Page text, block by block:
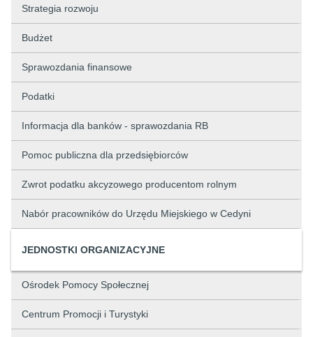
Strategia rozwoju
Budżet
Sprawozdania finansowe
Podatki
Informacja dla banków - sprawozdania RB
Pomoc publiczna dla przedsiębiorców
Zwrot podatku akcyzowego producentom rolnym
Nabór pracowników do Urzędu Miejskiego w Cedyni
JEDNOSTKI ORGANIZACYJNE
Ośrodek Pomocy Społecznej
Centrum Promocji i Turystyki